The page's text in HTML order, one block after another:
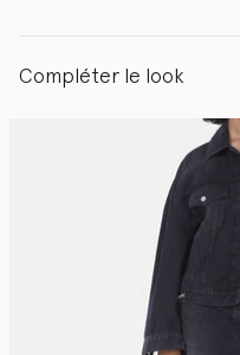
Compléter le look